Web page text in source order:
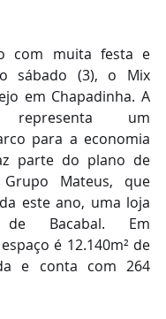
com muita festa e
sábado (3), o Mix
em Chapadinha. A
representa um
para a economia
parte do plano de
Mateus, que
este ano, uma loja
Bacabal. Em
é 12.140m² de
e conta com 264